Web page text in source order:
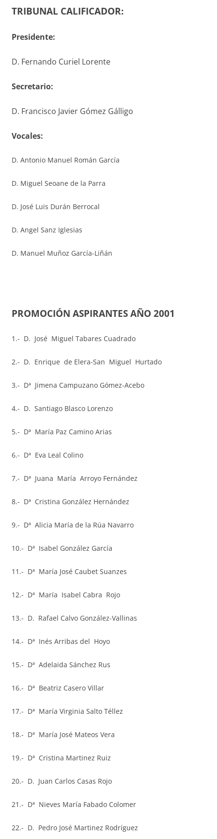
TRIBUNAL CALIFICADOR:
Presidente:
D. Fernando Curiel Lorente
Secretario:
D. Francisco Javier Gómez Gálligo
Vocales:
D. Antonio Manuel Román García
D. Miguel Seoane de la Parra
D. José Luis Durán Berrocal
D. Angel Sanz Iglesias
D. Manuel Muñoz García-Liñán
PROMOCIÓN ASPIRANTES AÑO 2001
1.- D. José Miguel Tabares Cuadrado
2.- D. Enrique de Elera-San Miguel Hurtado
3.- Dª Jimena Campuzano Gómez-Acebo
4.- D. Santiago Blasco Lorenzo
5.- Dª María Paz Camino Arias
6.- Dª Eva Leal Colino
7.- Dª Juana María Arroyo Fernández
8.- Dª Cristina González Hernández
9.- Dª Alicia María de la Rúa Navarro
10.- Dª Isabel González García
11.- Dª María José Caubet Suanzes
12.- Dª María Isabel Cabra Rojo
13.- D. Rafael Calvo González-Vallinas
14.- Dª Inés Arribas del Hoyo
15.- Dª Adelaida Sánchez Rus
16.- Dª Beatriz Casero Villar
17.- Dª María Virginia Salto Téllez
18.- Dª María José Mateos Vera
19.- Dª Cristina Martinez Ruiz
20.- D. Juan Carlos Casas Rojo
21.- Dª Nieves María Fabado Colomer
22.- D. Pedro José Martinez Rodríguez